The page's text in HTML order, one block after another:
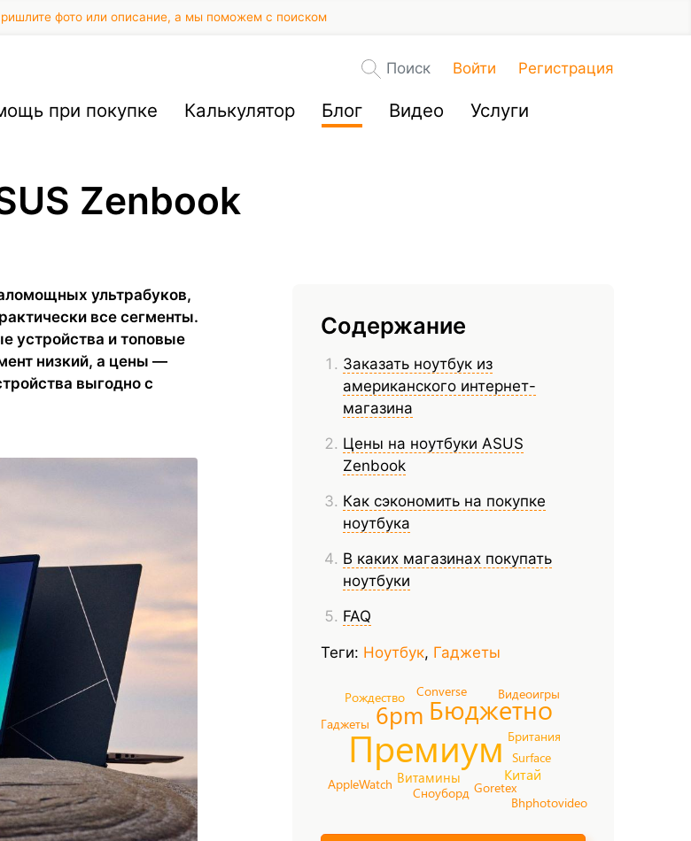
фото или описание, а мы поможем с поиском
Поиск Войти Регистрация
при покупке Калькулятор Блог Видео Услуги
Zenbook
Содержание
Заказать ноутбук из
американского интернет-
магазина
Цены на ноутбуки ASUS
Zenbook
Как сэкономить на покупке
ноутбука
В каких магазинах покупать
ноутбуки
FAQ
Теги: Ноутбук, Гаджеты
Премиум
Бюджетно
6pm
Китай
Витамины
Британия
Surface
Рождество Видеоигры
Converse
AppleWatch Goretex
Сноуборд
Гаджеты
Bhphotovideo
ультрабуков,
все сегменты.
устройства и топовые
низкий, а цены —
выгодно с